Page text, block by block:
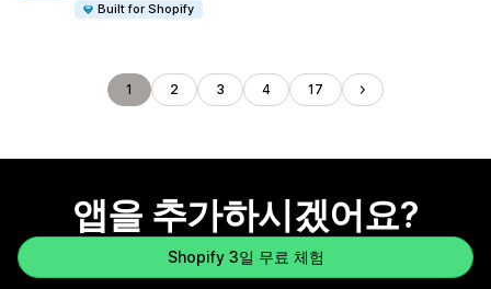
Built for Shopify
1 2 3 4 17
앱을 추가하시겠어요?
Shopify 3일 무료 체험